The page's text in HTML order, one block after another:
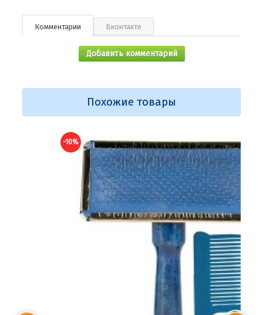
Комментарии Вконтакте
Добавить комментарий
Похожие товары